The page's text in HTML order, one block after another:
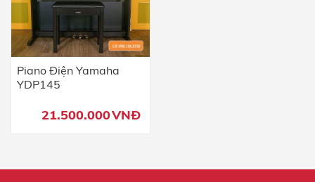
Piano Điện Yamaha
YDP145
21.500.000VNĐ